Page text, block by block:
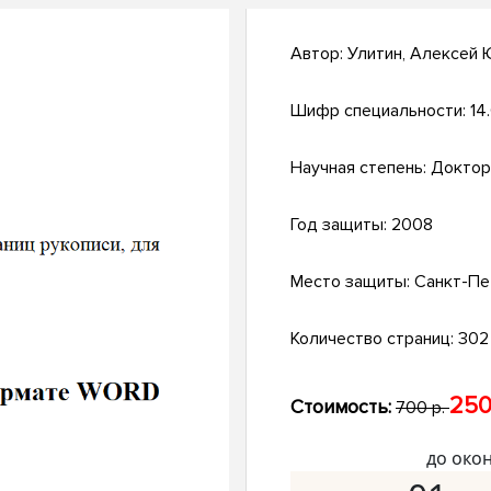
Автор: Улитин, Алексей
Шифр специальности:
Научная степень:
Год защиты: 2008
Место защиты: Санкт-
Количество страниц: 302
Стоимость: 700 р.
до